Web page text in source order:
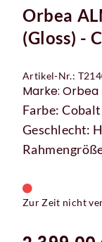
Orbea
(Gloss) -
Artikel-Nr.:
Marke: Orbea
Farbe:
Geschlecht:
Zur Zeit nicht